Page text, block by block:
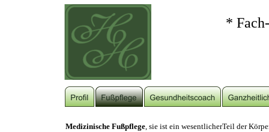
Medizinische Fußpflege, sie ist ein wesentlicherTeil der
* Fach-